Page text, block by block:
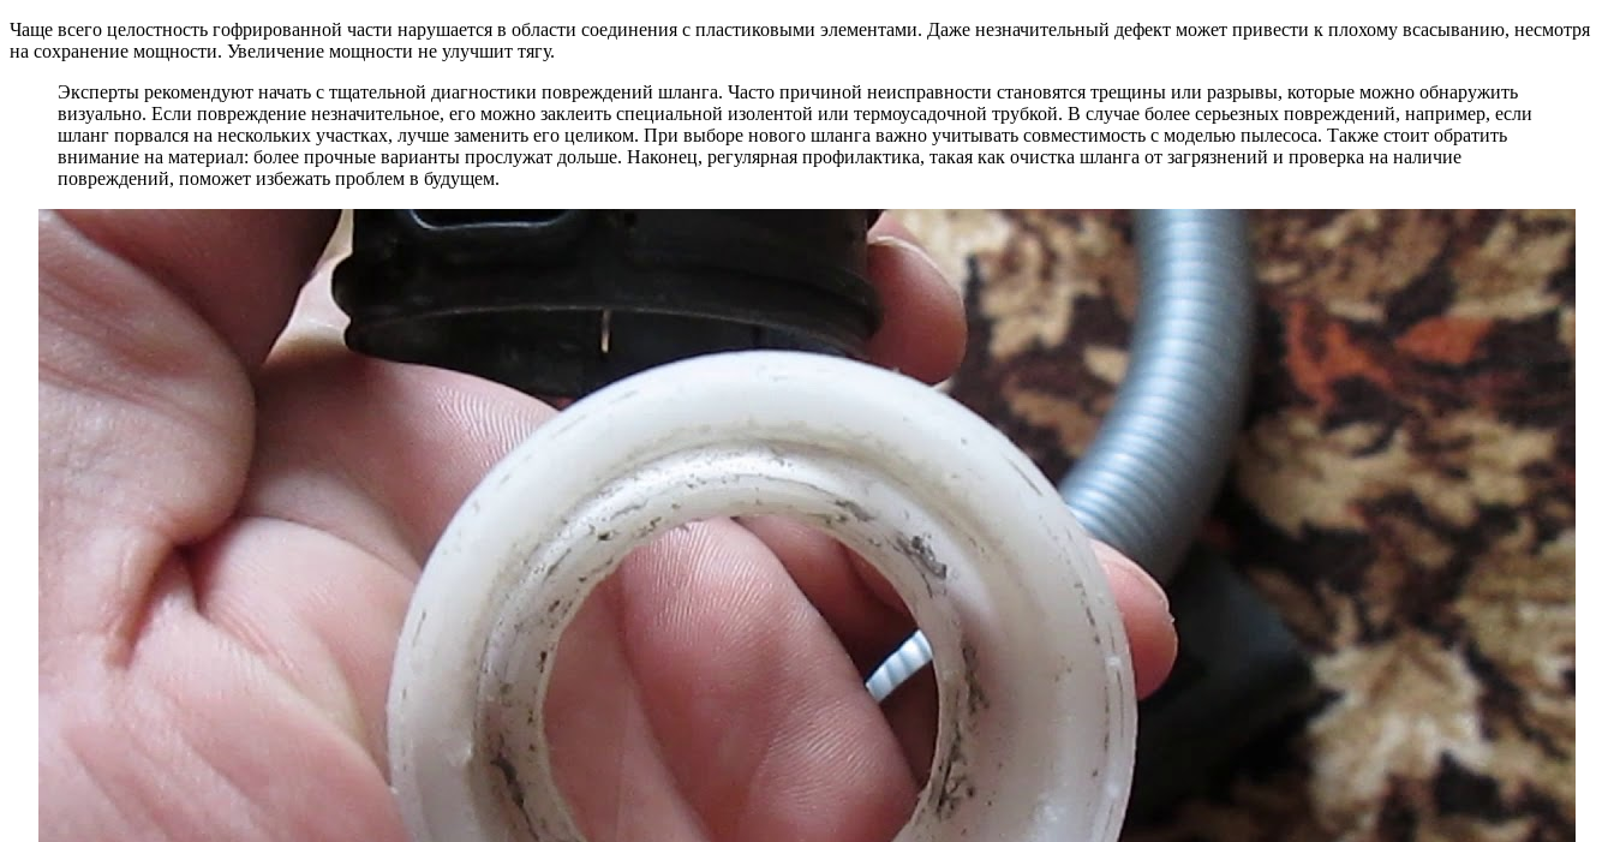
Чаще всего целостность гофрированной части нарушается в области соединения с пластиковыми элементами. Даже незначительный дефект может привести к плохому всасыванию, несмотря
на сохранение мощности. Увеличение мощности не улучшит тягу.
Эксперты рекомендуют начать с тщательной диагностики повреждений шланга. Часто причиной неисправности становятся трещины или разрывы, которые можно обнаружить
визуально. Если повреждение незначительное, его можно заклеить специальной изолентой или термоусадочной трубкой. В случае более серьезных повреждений, например, если
шланг порвался на нескольких участках, лучше заменить его целиком. При выборе нового шланга важно учитывать совместимость с моделью пылесоса. Также стоит обратить
внимание на материал: более прочные варианты прослужат дольше. Наконец, регулярная профилактика, такая как очистка шланга от загрязнений и проверка на наличие
повреждений, поможет избежать проблем в будущем.